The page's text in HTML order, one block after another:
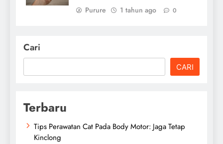
Purure 1 tahun ago 0
Cari
CARI
Terbaru
Tips Perawatan Cat Pada Body Motor: Jaga Tetap
Kinclong